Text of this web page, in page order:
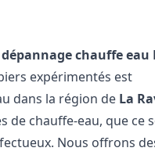
chauffe eau
expérimentés est
dans la région de La
de chauffe-eau, que ce
Nous offrons